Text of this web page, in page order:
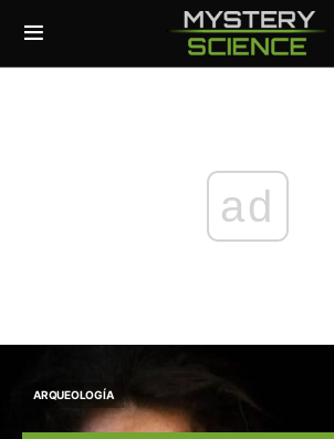
ad
ARQUEOLOGÍA